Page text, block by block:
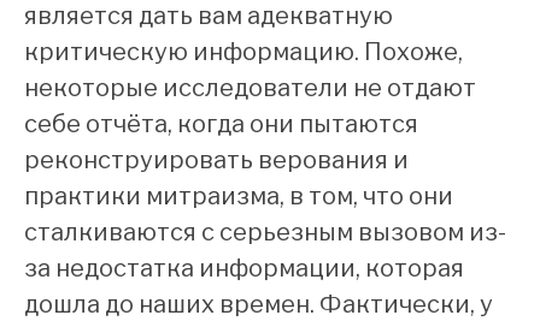
является дать вам адекватную
критическую информацию. Похоже,
некоторые исследователи не отдают
себе отчёта, когда они пытаются
реконструировать верования и
практики митраизма, в том, что они
сталкиваются с серьезным вызовом из-
за недостатка информации, которая
дошла до наших времен. Фактически, у